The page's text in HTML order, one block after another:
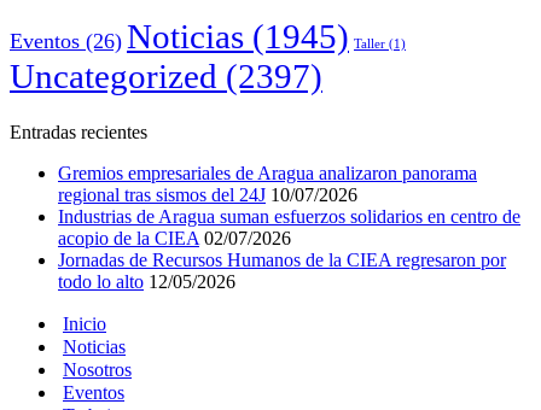
Eventos (26) Noticias (1945) Taller (1)
Uncategorized (2397)
Entradas recientes
Gremios empresariales de Aragua analizaron panorama
regional tras sismos del 24J 10/07/2026
Industrias de Aragua suman esfuerzos solidarios en centro de
acopio de la CIEA 02/07/2026
Jornadas de Recursos Humanos de la CIEA regresaron por
todo lo alto 12/05/2026
Inicio
Noticias
Nosotros
Eventos